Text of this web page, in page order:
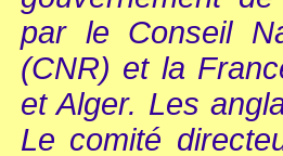
par le Conseil
(CNR) et la
et Alger. Les
Le comité